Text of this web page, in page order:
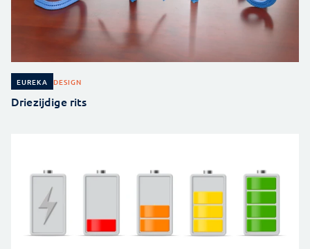
EUREKA DESIGN
Driezijdige rits